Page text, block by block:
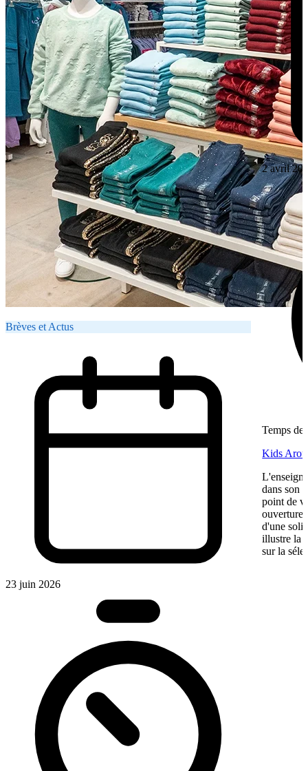
Brèves et Actus
23 juin 2026
2 avril
Temps de
Kids
dans son
point de
ouverture,
d'une
illustre la
sur la